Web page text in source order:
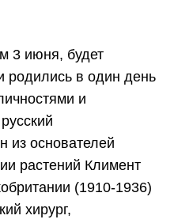
3 июня, будет
родились в один день
и
из основателей
растений Климент
(1910-1936)
хирург,